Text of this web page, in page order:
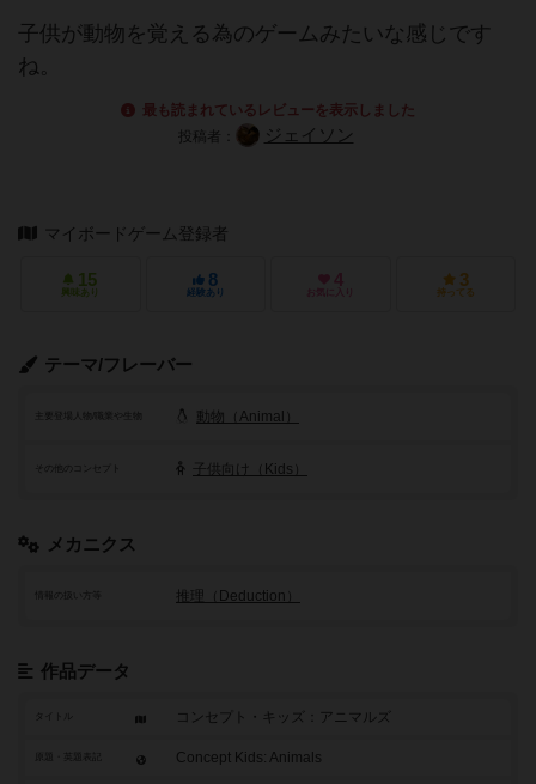
子供が動物を覚える為のゲームみたいな感じです
ね。
最も読まれているレビューを表示しました
投稿者：
ジェイソン
マイボードゲーム登録者
15
興味あり
8
経験あり
4
お気に入り
3
持ってる
テーマ/フレーバー
動物（Animal）
その他のコンセプト 子供向け（Kids）
メカニクス
推理（Deduction）
作品データ
タイトル コンセプト・キッズ：アニマルズ
Concept Kids: Animals